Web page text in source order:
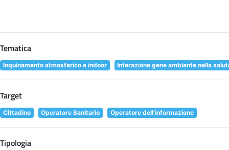
Tematica
Inquinamento atmosferico e indoor Interazione gene ambiente nella
Target
Cittadino Operatore Sanitario Operatore dell'informazione
Tipologia